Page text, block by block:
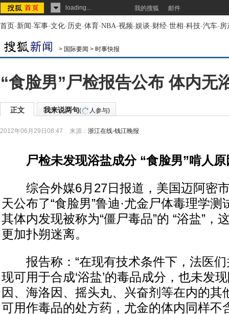
loading... 我的搜狐 邮件
首页-新闻-军事-文化-历史-体育-NBA-视频-娱谈-财经-世相-科技-汽车-房
> 国际要闻 > 时事快报
“食脸男”尸检报告公布 体内无
正文 我来说两句( 人参与)
2012年06月29日08:47 来源： 浙江在线-钱江晚报
尸检未发现浴盐成分 “食脸男”啃人原
综合外媒6月27日报道，美国迈阿密
天公布了“食脸男”鲁迪·尤金尸体毒理学
其体内发现被称为“僵尸毒品”的 “浴盐”，
更加扑朔迷离。
报告称：“在现有技术条件下，法医们
现可用于合成‘浴盐’的毒品成分，也未发
因、海洛因、摇头丸、兴奋剂等在内的其
可用作毒品的处方药，尤金的体内同样不